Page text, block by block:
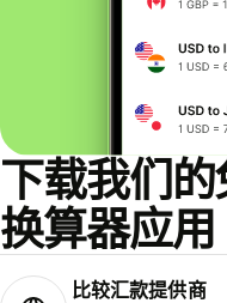
下载我们
换算器应用
比较汇款提供商